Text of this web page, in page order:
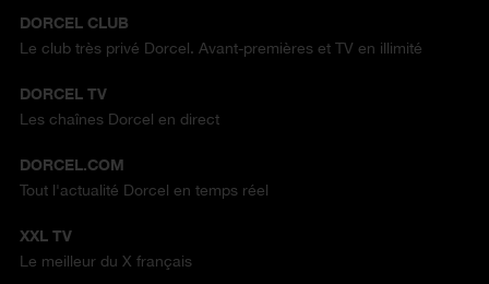
DORCEL CLUB
Le club très privé Dorcel. Avant-premières et TV en illimité
DORCEL TV
Les chaînes Dorcel en direct
DORCEL.COM
Tout l'actualité Dorcel en temps réel
XXL TV
Le meilleur du X français